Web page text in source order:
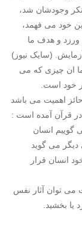
وجودشان شد،
خود می فهمد،
ورزد و هدف ما
(سایک نیوز)
ان چیزی که می
خود است.
اهمیت می باشد
قرآن آمده است :
گوییم انسان
می گوید
انسان قرار
می توان آثار نفس
بخشید.